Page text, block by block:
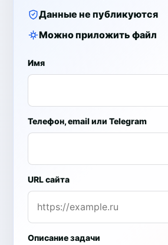
Данные не публикуются
Можно приложить файл
Имя
Телефон, email или Telegram
URL сайта
Описание задачи